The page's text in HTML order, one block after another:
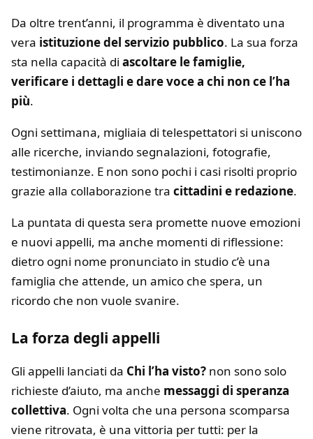
Da oltre trent’anni, il programma è diventato una
vera istituzione del servizio pubblico. La sua forza
sta nella capacità di ascoltare le famiglie,
verificare i dettagli e dare voce a chi non ce l’ha
più.
Ogni settimana, migliaia di telespettatori si uniscono
alle ricerche, inviando segnalazioni, fotografie,
testimonianze. E non sono pochi i casi risolti proprio
grazie alla collaborazione tra cittadini e redazione.
La puntata di questa sera promette nuove emozioni
e nuovi appelli, ma anche momenti di riflessione:
dietro ogni nome pronunciato in studio c’è una
famiglia che attende, un amico che spera, un
ricordo che non vuole svanire.
La forza degli appelli
Gli appelli lanciati da Chi l’ha visto? non sono solo
richieste d’aiuto, ma anche messaggi di speranza
collettiva. Ogni volta che una persona scomparsa
viene ritrovata, è una vittoria per tutti: per la